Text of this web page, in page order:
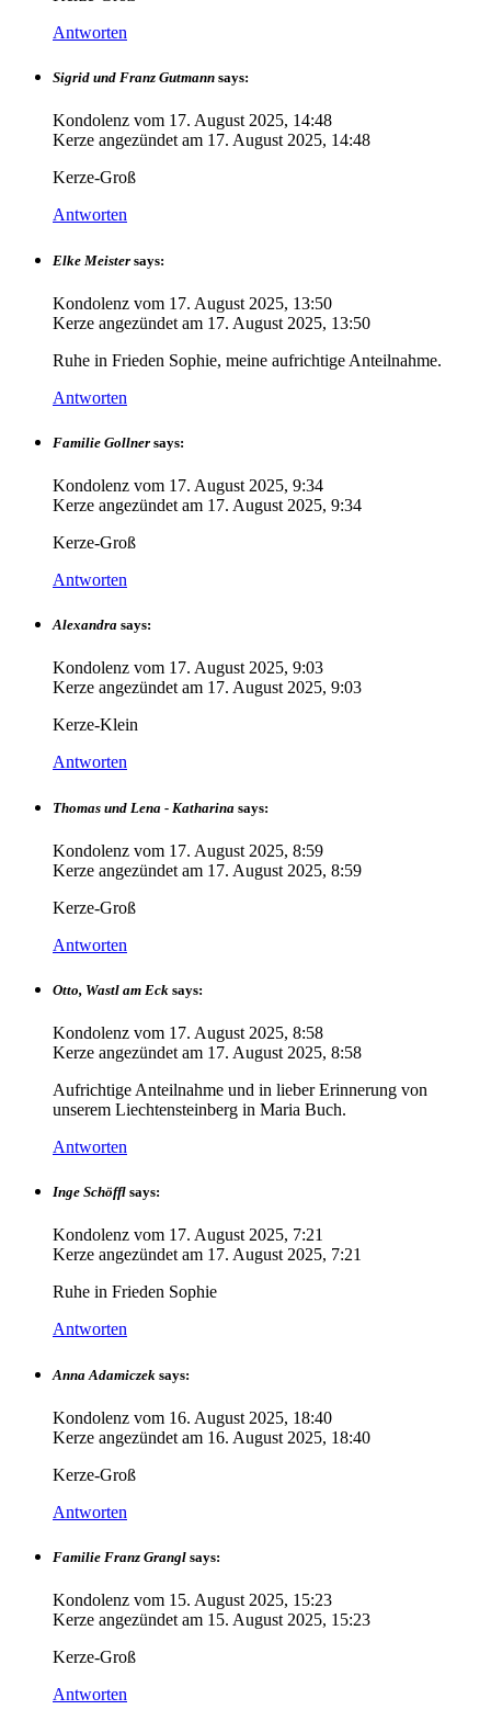
Antworten
Sigrid und Franz Gutmann says:
Kondolenz vom 17. August 2025, 14:48
Kerze angezündet am 17. August 2025, 14:48
Kerze-Groß
Antworten
Elke Meister says:
Kondolenz vom 17. August 2025, 13:50
Kerze angezündet am 17. August 2025, 13:50
Ruhe in Frieden Sophie, meine aufrichtige Anteilnahme.
Antworten
Familie Gollner says:
Kondolenz vom 17. August 2025, 9:34
Kerze angezündet am 17. August 2025, 9:34
Kerze-Groß
Antworten
Alexandra says:
Kondolenz vom 17. August 2025, 9:03
Kerze angezündet am 17. August 2025, 9:03
Kerze-Klein
Antworten
Thomas und Lena - Katharina says:
Kondolenz vom 17. August 2025, 8:59
Kerze angezündet am 17. August 2025, 8:59
Kerze-Groß
Antworten
Otto, Wastl am Eck says:
Kondolenz vom 17. August 2025, 8:58
Kerze angezündet am 17. August 2025, 8:58
Aufrichtige Anteilnahme und in lieber Erinnerung von
unserem Liechtensteinberg in Maria Buch.
Antworten
Inge Schöffl says:
Kondolenz vom 17. August 2025, 7:21
Kerze angezündet am 17. August 2025, 7:21
Ruhe in Frieden Sophie
Antworten
Anna Adamiczek says:
Kondolenz vom 16. August 2025, 18:40
Kerze angezündet am 16. August 2025, 18:40
Kerze-Groß
Antworten
Familie Franz Grangl says:
Kondolenz vom 15. August 2025, 15:23
Kerze angezündet am 15. August 2025, 15:23
Kerze-Groß
Antworten